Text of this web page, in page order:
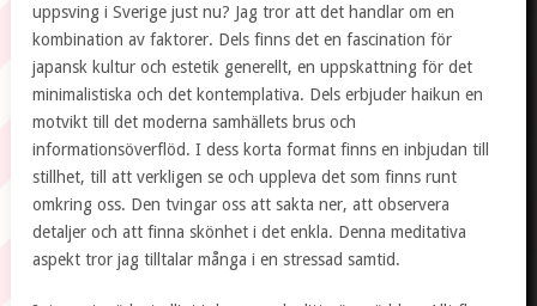
uppsving i Sverige just nu? Jag tror att det handlar om en
kombination av faktorer. Dels finns det en fascination för
japansk kultur och estetik generellt, en uppskattning för det
minimalistiska och det kontemplativa. Dels erbjuder haikun en
motvikt till det moderna samhällets brus och
informationsöverflöd. I dess korta format finns en inbjudan till
stillhet, till att verkligen se och uppleva det som finns runt
omkring oss. Den tvingar oss att sakta ner, att observera
detaljer och att finna skönhet i det enkla. Denna meditativa
aspekt tror jag tilltalar många i en stressad samtid.